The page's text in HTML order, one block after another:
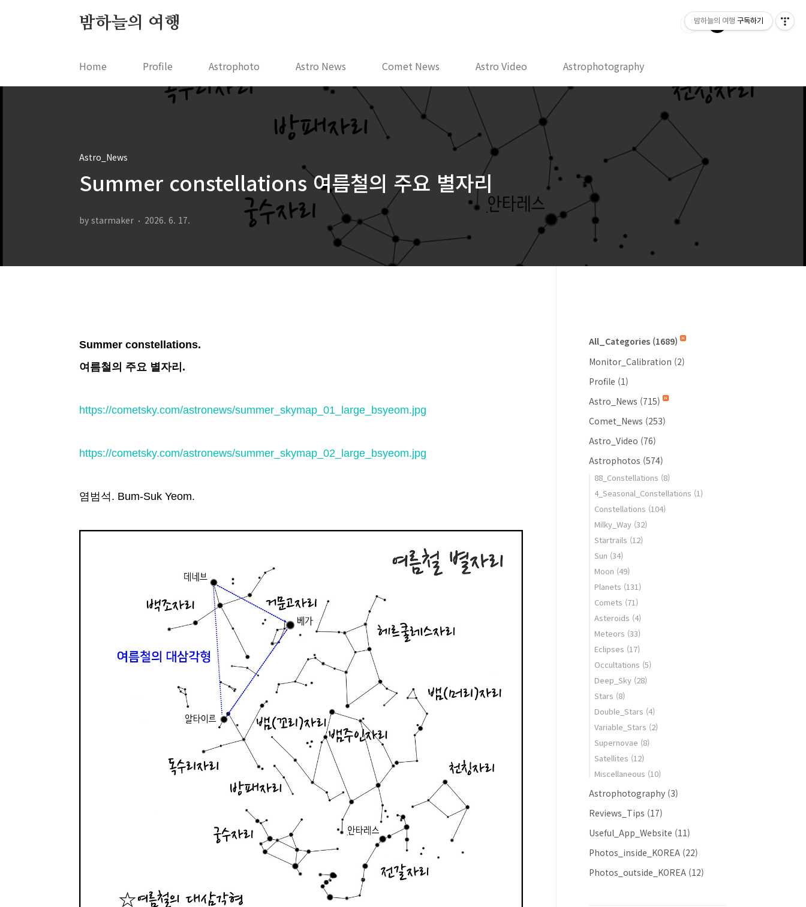
밤하늘의 여행
Home Profile Astrophoto Astro News Comet News Astro Video Astrophotography
Astro_News
Summer constellations 여름철의 주요 별자리
by starmaker 2026. 6. 17.
Summer constellations.
여름철의 주요 별자리.
https://cometsky.com/astronews/summer_skymap_01_large_bsyeom.jpg
https://cometsky.com/astronews/summer_skymap_02_large_bsyeom.jpg
염범석. Bum-Suk Yeom.
All_Categories (1689)
Monitor_Calibration (2)
Profile (1)
Astro_News (715)
Comet_News (253)
Astro_Video (76)
Astrophotos (574)
88_Constellations (8)
4_Seasonal_Constellations (1)
Constellations (104)
Milky_Way (32)
Startrails (12)
Sun (34)
Moon (49)
Planets (131)
Comets (71)
Asteroids (4)
Meteors (33)
Eclipses (17)
Occultations (5)
Deep_Sky (28)
Stars (8)
Double_Stars (4)
Variable_Stars (2)
Supernovae (8)
Satellites (12)
Miscellaneous (10)
Astrophotography (3)
Reviews_Tips (17)
Useful_App_Website (11)
Photos_inside_KOREA (22)
Photos_outside_KOREA (12)
밤하늘의 여행 구독하기